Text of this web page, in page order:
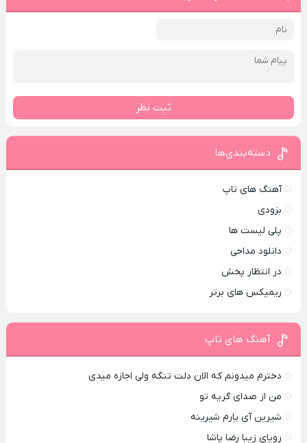
ثبت نظر
دسته‌بندی‌ها
آهنگ های تاپ
بزودی
پلی لیست ها
دانلود مداحی
در انتظار پخش
ریمیکس های برتر
آهنگ های تاپ
دخترم میدونم که الان دلت تنگه ولی اجازه میدی
من از صدای گريه تو
شیرین آی یارم شیرینه
رویای زیبا رضا پاشا